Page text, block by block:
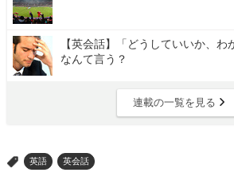
【英会話】「どうしていいか、
なんて言う？
連載の一覧を見る
> 英語 英会話